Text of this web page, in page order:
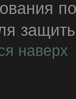
наверх